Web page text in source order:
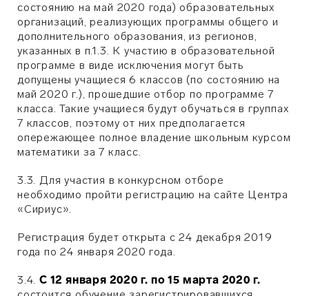
состоянию на май 2020 года) образовательных
организаций, реализующих программы общего и
дополнительного образования, из регионов,
указанных в п.1.3. К участию в образовательной
программе в виде исключения могут быть
допущены учащиеся 6 классов (по состоянию на
май 2020 г.), прошедшие отбор по программе 7
класса. Такие учащиеся будут обучаться в группах
7 классов, поэтому от них предполагается
опережающее полное владение школьным курсом
математики за 7 класс.
3.3. Для участия в конкурсном отборе
необходимо пройти регистрацию на сайте Центра
«Сириус».
Регистрация будет открыта с 24 декабря 2019
года по 24 января 2020 года.
3.4. С 12 января 2020 г. по 15 марта 2020 г.